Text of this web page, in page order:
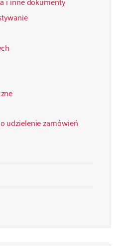
udzielenie zamówień